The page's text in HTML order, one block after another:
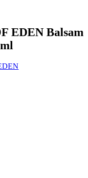
EDEN Balsam